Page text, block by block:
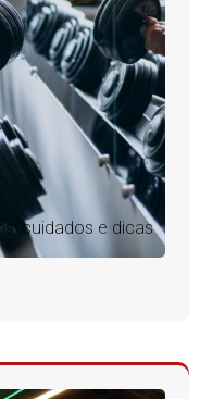
cuidados e dicas